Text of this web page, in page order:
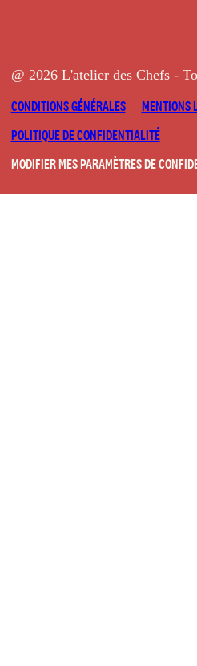
@ 2026 L'atelier des Chefs -
CONDITIONS GÉNÉRALES
MENTIONS
POLITIQUE DE CONFIDENTIALITÉ
MODIFIER MES PARAMÈTRES DE